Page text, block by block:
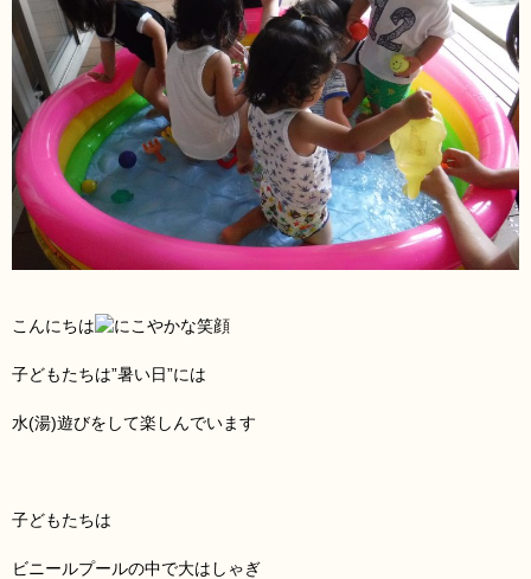
こんにちは
子どもたちは”暑い日”には
水(湯)遊びをして楽しんでいます
子どもたちは
ビニールプールの中で大はしゃぎ